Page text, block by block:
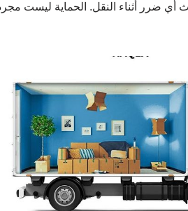
أي ضرر أثناء النقل. الحماية ليست